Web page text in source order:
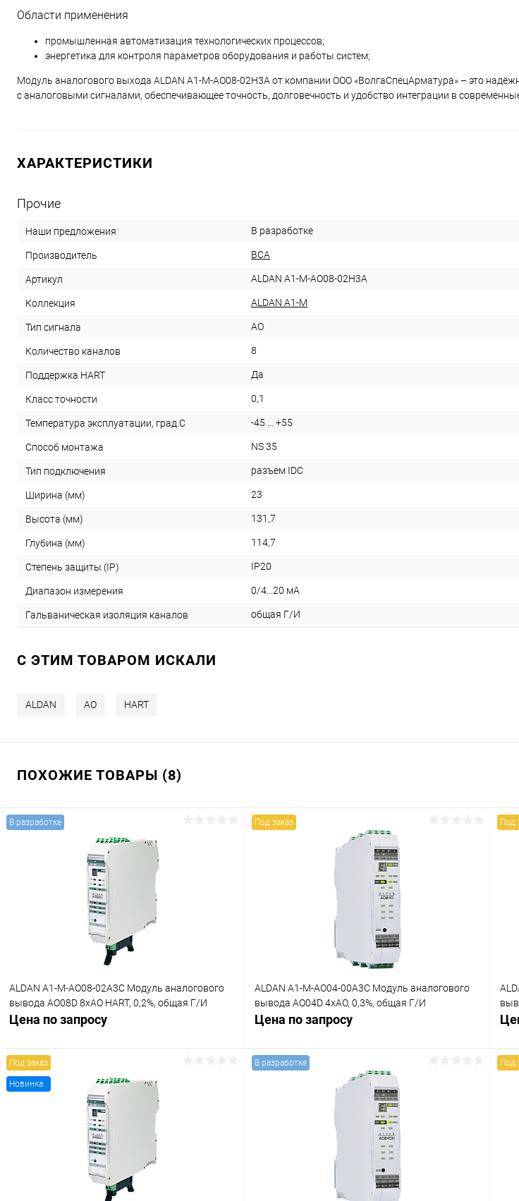
Области применения
промышленная автоматизация технологических процессов;
энергетика для контроля параметров оборудования и работы систем;
Модуль аналогового выхода ALDAN A1-M-AO08-02H3A от компании ООО «ВолгаСпецАрматура» – это
с аналоговыми сигналами, обеспечивающее точность, долговечность и удобство интеграции в
ХАРАКТЕРИСТИКИ
Прочие
Наши предложения В разработке
Производитель ВСА
Артикул ALDAN A1-M-AO08-02H3A
Коллекция ALDAN A1-M
Тип сигнала AO
Количество каналов 8
Поддержка HART Да
Класс точности 0,1
Температура эксплуатации, град.С -45 … +55
Способ монтажа NS 35
Тип подключения разъем IDC
Ширина (мм) 23
Высота (мм) 131,7
Глубина (мм) 114,7
Степень защиты (IP) IP20
Диапазон измерения 0/4...20 мА
Гальваническая изоляция каналов общая Г/И
C ЭТИМ ТОВАРОМ ИСКАЛИ
ALDAN AO HART
ПОХОЖИЕ ТОВАРЫ (8)
В разработке
ALDAN A1-M-AO08-02A3C Модуль аналогового
вывода AO08D 8хAO HART, 0,2%, общая Г/И
Цена по запросу
Запросить цену
Сравнение
Под заказ
Под заказ
ALDAN A1-M-AO04-00A3C Модуль аналогового
вывода AO04D 4хAO, 0,3%, общая Г/И
Цена по запросу
Запросить цену
Сравнение
Под
Под заказ
Новинка
В разработке Под